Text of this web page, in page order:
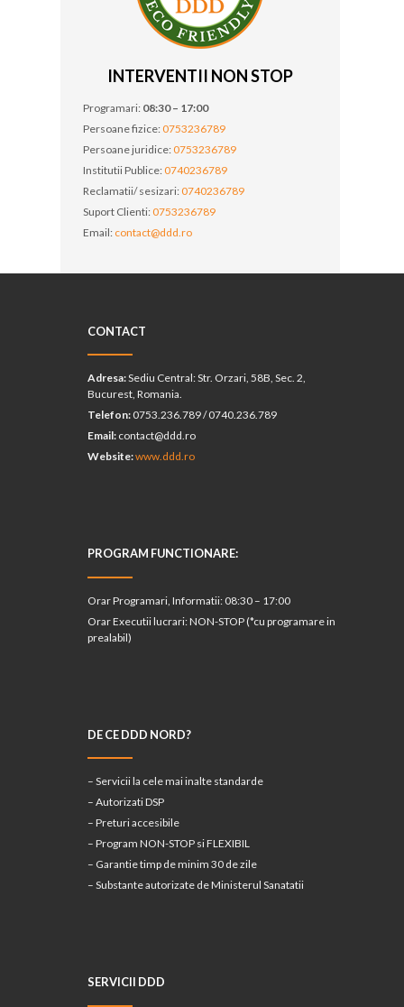
INTERVENTII NON STOP
Programari: 08:30 – 17:00
Persoane fizice:0753236789
Persoane juridice:0753236789
Institutii Publice:0740236789
Reclamatii/ sesizari:0740236789
Suport Clienti:0753236789
Email: contact@ddd.ro
CONTACT
Adresa:Sediu Central: Str. Orzari, 58B, Sec. 2,
Bucurest, Romania.
Telefon: 0753.236.789 / 0740.236.789
Email: contact@ddd.ro
Website:www.ddd.ro
PROGRAM FUNCTIONARE:
Orar Programari, Informatii: 08:30 – 17:00
Orar Executii lucrari: NON-STOP (*cu programare in
prealabil)
DE CE DDD NORD?
– Servicii la cele mai inalte standarde
– Autorizati DSP
– Preturi accesibile
– Program NON-STOP si FLEXIBIL
– Garantie timp de minim 30 de zile
– Substante autorizate de Ministerul Sanatatii
SERVICII DDD